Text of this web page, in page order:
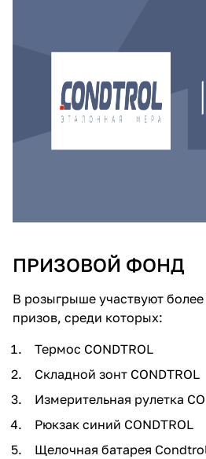
ПРИЗОВОЙ ФОНД
В розыгрыше участвуют
призов, среди которых:
Термос CONDTROL
Складной зонт CONDTROL
Измерительная рулетка
Рюкзак синий CONDTROL
Щелочная батарея
списыватьсяс вашей
недели
8 800 302-